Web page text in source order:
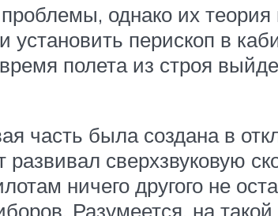
однако их теория
перископ в
полета из строя
часть была создана в
развивал сверхзвуковую
ничего другого не
Разумеется, на такой